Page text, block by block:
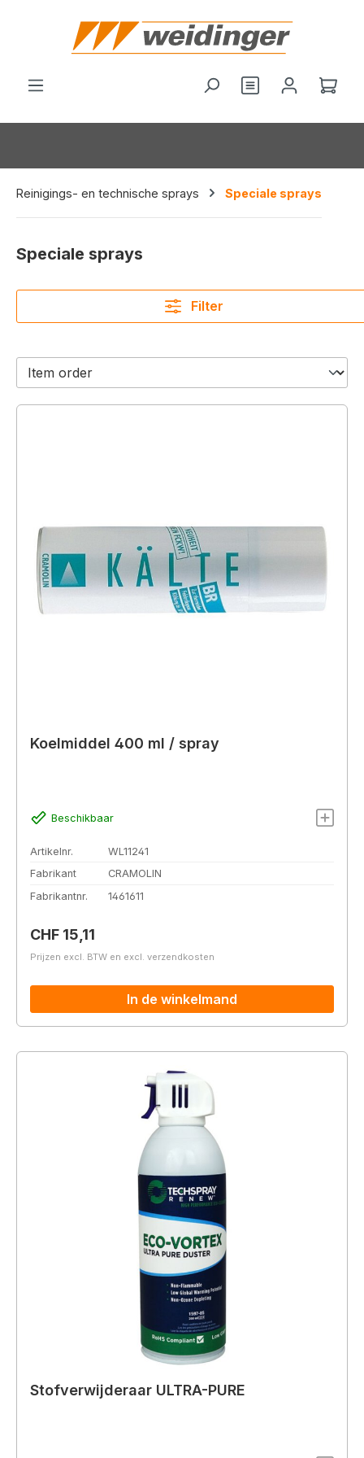
Reinigings- en technische sprays Speciale sprays
Speciale sprays
Filter
Koelmiddel 400 ml / spray
Beschikbaar
Artikelnr.
WL11241
Fabrikant
CRAMOLIN
Fabrikantnr.
1461611
Normale prijs:
CHF 15,11
Prijzen excl. BTW en excl. verzendkosten
In de winkelmand
Stofverwijderaar ULTRA-PURE